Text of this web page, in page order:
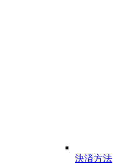
決済方法